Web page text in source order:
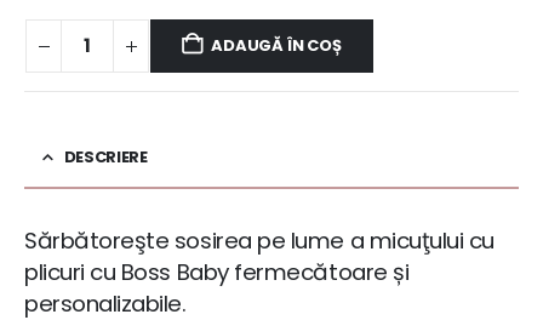
ADAUGĂ ÎN COȘ
DESCRIERE
Sărbătoreşte sosirea pe lume a micuţului cu
plicuri cu Boss Baby fermecătoare și
personalizabile.